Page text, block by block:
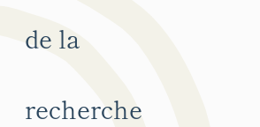
de la
recherche